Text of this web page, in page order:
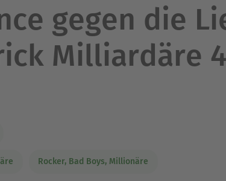
gegen die
Milliardäre
Rocker, Bad Boys, Millionäre